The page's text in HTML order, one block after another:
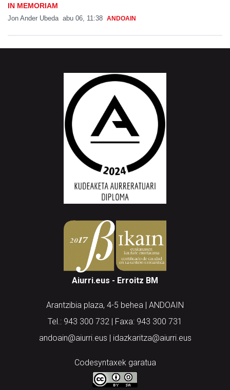
IN MEMORIAM
Jon Ander Ubeda abu 06, 11:38 ANDOAIN
Aiurri.eus - Erroitz BM
Arantzibia plaza, 4-5 behea | ANDOAIN
Tel.: 943 300 732 | Faxa: 943 300 731
andoain@aiurri.eus | idazkaritza@aiurri.eus
Codesyntaxek garatua